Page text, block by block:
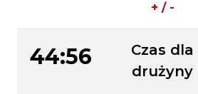
+ / -
44:56
Czas dla
drużyny